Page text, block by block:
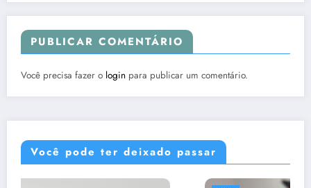
PUBLICAR COMENTÁRIO
Você precisa fazer o login para publicar um comentário.
Você pode ter deixado passar